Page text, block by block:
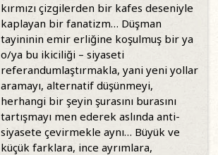
kırmızı çizgilerden bir kafes deseniyle
kaplayan bir fanatizm… Düşman
tayininin emir erliğine koşulmuş bir ya
o/ya bu ikiciliği – siyaseti
referandumlaştırmakla, yani yeni yollar
aramayı, alternatif düşünmeyi,
herhangi bir şeyin şurasını burasını
tartışmayı men ederek aslında anti-
siyasete çevirmekle aynı… Büyük ve
küçük farklara, ince ayrımlara,